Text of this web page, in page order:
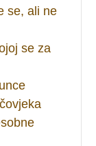
se, ali ne
se za